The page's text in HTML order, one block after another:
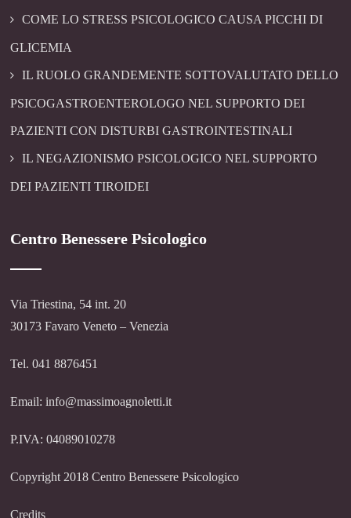
COME LO STRESS PSICOLOGICO CAUSA PICCHI DI
GLICEMIA
IL RUOLO GRANDEMENTE SOTTOVALUTATO DELLO
PSICOGASTROENTEROLOGO NEL SUPPORTO DEI
PAZIENTI CON DISTURBI GASTROINTESTINALI
IL NEGAZIONISMO PSICOLOGICO NEL SUPPORTO
DEI PAZIENTI TIROIDEI
Centro Benessere Psicologico
Via Triestina, 54 int. 20
30173 Favaro Veneto – Venezia
Tel. 041 8876451
Email: info@massimoagnoletti.it
P.IVA: 04089010278
Copyright 2018 Centro Benessere Psicologico
Credits